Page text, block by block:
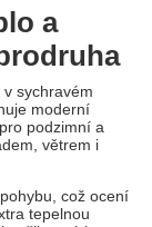
a
sychravém
moderní
podzimní a
větrem i
což ocení
tepelnou